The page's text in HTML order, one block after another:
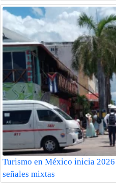
Turismo en México inicia
señales mixtas